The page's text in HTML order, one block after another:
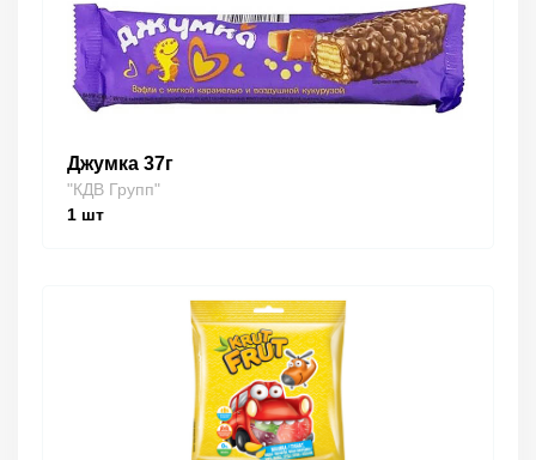
Джумка 37г
"КДВ Групп"
1 шт